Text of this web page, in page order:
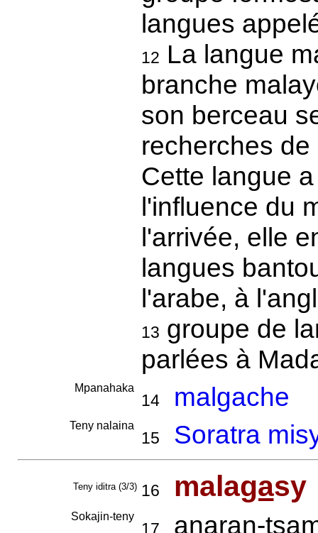
langues
12 La langue
branche
son berceau
recherches
Cette langue
l'influence du
l'arrivée, elle
langues
l'arabe, à
13 groupe de
parlées à
Mpanahaka
14 malgache
Teny nalaina
15 Soratra
Teny iditra (3/3) 16 malagasy
Sokajin-teny
17 anaran-